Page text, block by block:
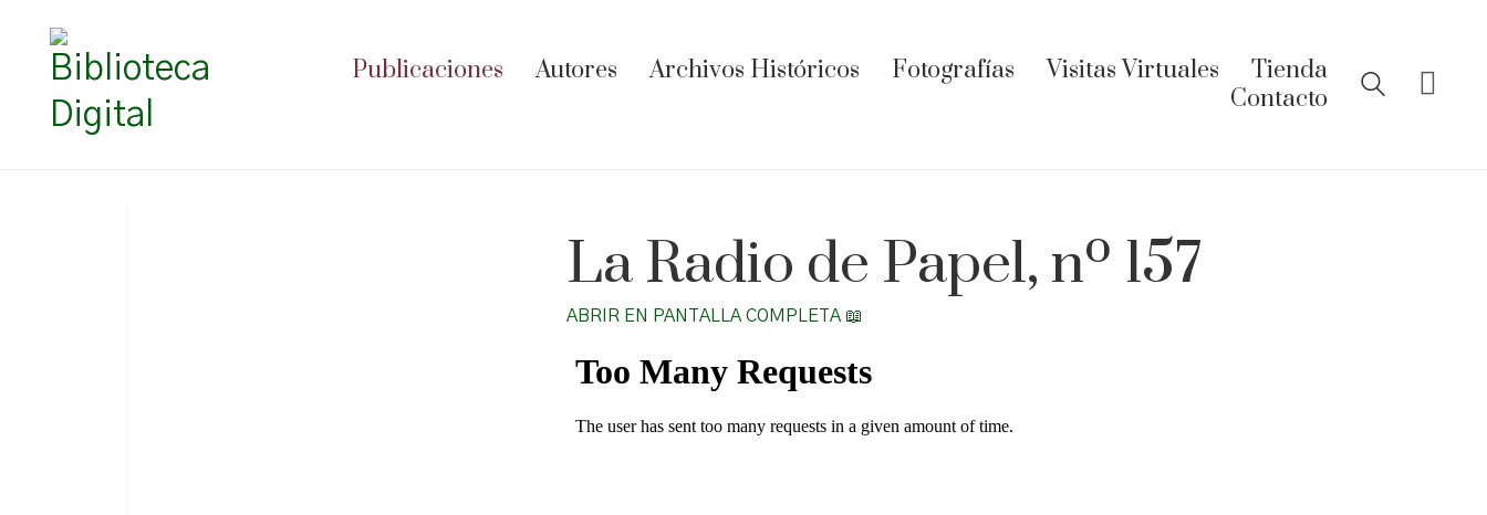
Publicaciones Autores Archivos Históricos Fotografías Visitas Virtuales
Tienda
Contacto
La Radio de Papel, nº 157
ABRIR EN PANTALLA COMPLETA 📖